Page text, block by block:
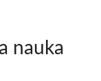
nauka